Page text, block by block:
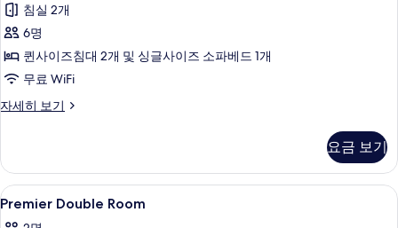
마
트
TV
포
함
모
두
보
70
인
치
스
마
트
TV
세
히
보
어
스
위
-
성
70
인
침실 2개
6명
퀸사이즈침대 2개 및 싱글사이즈 소파베드 1개
무료 WiFi
자세히 보기
프
스
위
트
요금 보기
Premier
Double
고급 침구, 노트북 작업 공간, 방음 설비
8
Premier Double Room